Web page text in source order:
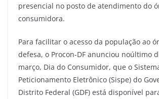
presencial no posto de atendimento do
consumidora.
Para facilitar o acesso da população ao
defesa, o Procon-DF anunciou noúltimo
março, Dia do Consumidor, que o
Peticionamento Eletrônico (Sispe) do
Distrito Federal (GDF) está disponível